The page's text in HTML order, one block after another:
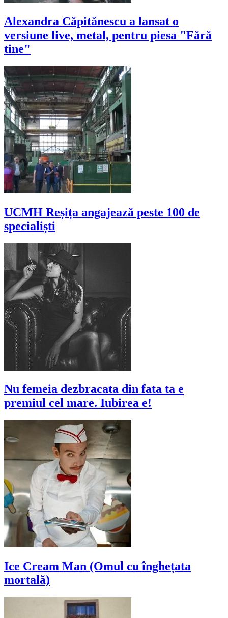
Alexandra Căpitănescu a lansat o
versiune live, metal, pentru piesa "Fără
tine"
UCMH Reșița angajează peste 100 de
specialiști
Nu femeia dezbracata din fata ta e
premiul cel mare. Iubirea e!
Ice Cream Man (Omul cu înghețata
mortală)